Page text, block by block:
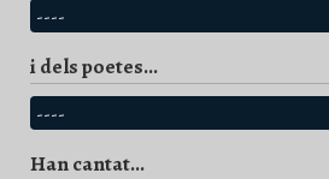
i dels poetes...
Han cantat...